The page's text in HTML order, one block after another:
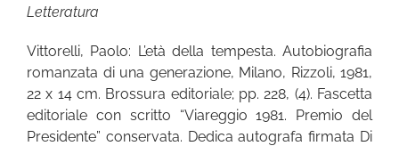
Letteratura
Vittorelli, Paolo: L’età della tempesta. Autobiografia
romanzata di una generazione, Milano, Rizzoli, 1981,
22 x 14 cm. Brossura editoriale; pp. 228, (4). Fascetta
editoriale con scritto “Viareggio 1981. Premio del
Presidente” conservata. Dedica autografa firmata Di